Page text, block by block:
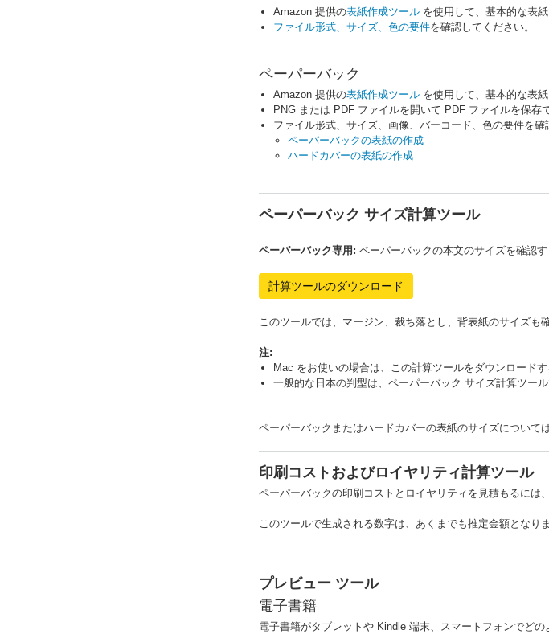
Amazon 提供の表紙作成ツール を使用して、基本的な表
ファイル形式、サイズ、色の要件を確認してください。
ペーパーバック
Amazon 提供の表紙作成ツール を使用して、基本的な表
PNG または PDF ファイルを開いて PDF ファイルを保存
ファイル形式、サイズ、画像、バーコード、色の要件を確
ペーパーバックの表紙の作成
ハードカバーの表紙の作成
ペーパーバック サイズ計算ツール
ペーパーバック専用: ペーパーバックの本文のサイズを確認
計算ツールのダウンロード
このツールでは、マージン、裁ち落とし、背表紙のサイズも
注:
Mac をお使いの場合は、この計算ツールをダウンロード
一般的な日本の判型は、ペーパーバック サイズ計算ツー
ペーパーバックまたはハードカバーの表紙のサイズについては
印刷コストおよびロイヤリティ計算ツール
ペーパーバックの印刷コストとロイヤリティを見積もるには、
このツールで生成される数字は、あくまでも推定金額となり
プレビュー ツール
電子書籍
電子書籍がタブレットや Kindle 端末、スマートフォンでど